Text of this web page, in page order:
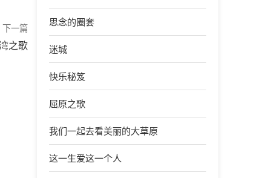
下一篇
之歌
思念的圈套
迷城
快乐秘笈
屈原之歌
我们一起去看美丽的大草原
这一生爱这一个人